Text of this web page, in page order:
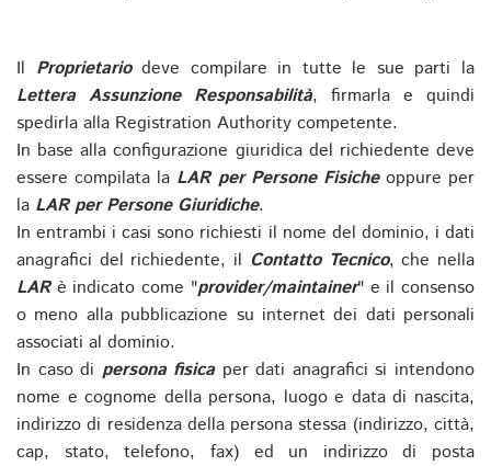
Il Proprietariodeve compilare in tutte le sue parti la
Lettera Assunzione Responsabilità, firmarla e quindi
spedirla alla Registration Authority competente.
In base alla configurazione giuridica del richiedente deve
essere compilata la LAR per Persone Fisicheoppure per
la LAR per Persone Giuridiche.
In entrambi i casi sono richiesti il nome del dominio, i dati
anagrafici del richiedente, il Contatto Tecnico, che nella
LARè indicato come "provider/maintainer" e il consenso
o meno alla pubblicazione su internet dei dati personali
associati al dominio.
In caso di persona fisicaper dati anagrafici si intendono
nome e cognome della persona, luogo e data di nascita,
indirizzo di residenza della persona stessa (indirizzo, città,
cap, stato, telefono, fax) ed un indirizzo di posta